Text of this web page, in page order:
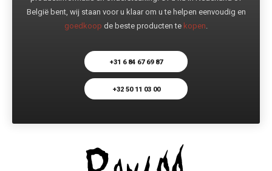
België bent, wij staan voor u klaar om u te helpen eenvoudig en
goedkoop de beste producten te kopen.
+31 6 84 67 69 87
+32 50 11 03 00